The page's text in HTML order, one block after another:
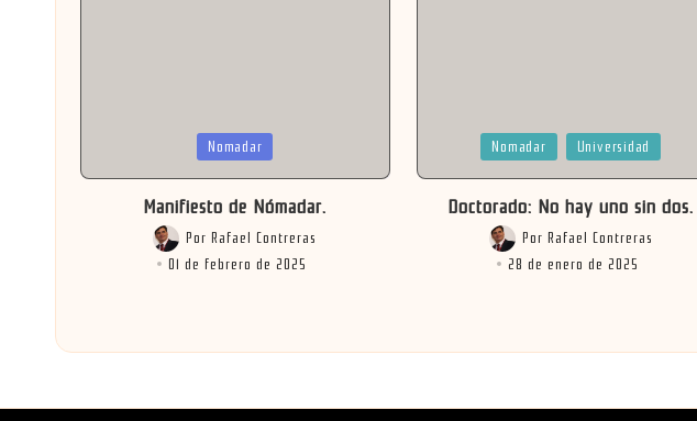
Nomadar
Manifiesto de Nómadar.
Publicado
por
Por Rafael Contreras
01 de febrero de 2025
PublicadaNomadar Universidad
Doctorado: No hay uno sin dos.
Publicado
Por Rafael Contreras
28 de enero de 2025